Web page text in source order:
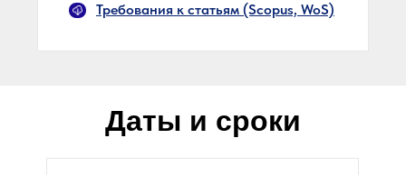
Требования к статьям (Scopus, WoS)
Даты и сроки